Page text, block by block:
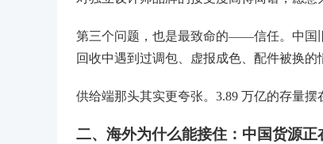
第三个问题，也是最致命的——信任。中国
回收中遇到过调包、虚报成色、配件被换
供给端那头其实更夸张。3.89 万亿的存量
二、海外为什么能接住：中国货源正